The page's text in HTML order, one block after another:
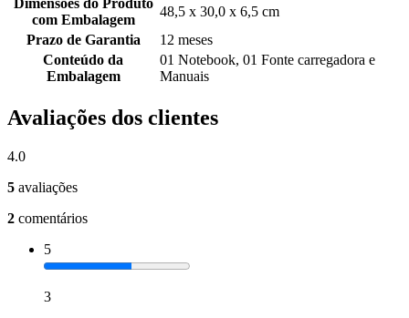
com Embalagem
48,5 x 30,0 x 6,5 cm
Prazo de Garantia
12 meses
Conteúdo da
Embalagem
01 Notebook, 01 Fonte carregadora e
Manuais
Avaliações dos clientes
4.0
5 avaliações
2 comentários
5
3